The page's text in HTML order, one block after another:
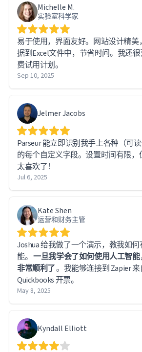
Michelle M.
实验室科学家
易于使用，界面友好。网站设计精
据到Excel文件中，节省时间。我还
费试用计划。
Sep 10, 2025
Jelmer Jacobs
Parseur 能立即识别我手上各种（可
的每个自定义字段。设置时间有限，
太喜欢了！
Jul 6, 2025
Kate Shen
运营和财务主管
Joshua 给我做了一个演示，教我如
能。 一旦我学会了如何使用人工智
非常顺利了。我能够连接到 Zapier
Quickbooks 开票。
May 8, 2025
Kyndall Elliott